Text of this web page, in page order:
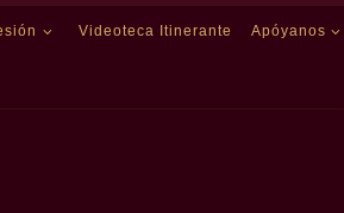
Videoteca Itinerante Apóyanos